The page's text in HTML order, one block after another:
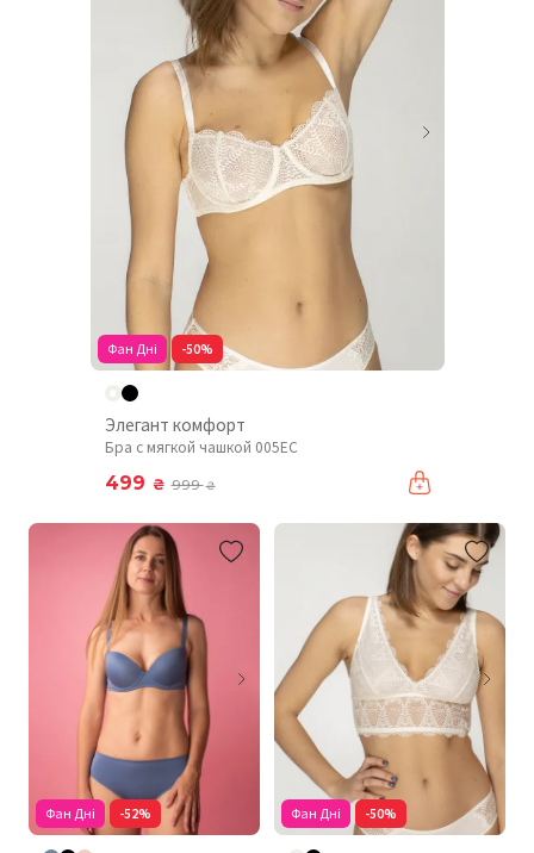
Фан Дні -50%
Элегант комфорт
Бра с мягкой чашкой 005EC
499 ₴ 999₴
Фан Дні -52% Фан Дні -50%